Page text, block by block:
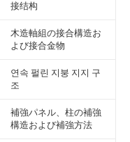
接结构
木造軸組の接合構造お
よび接合金物
연속 펄린 지붕 지지 구
조
補強パネル、柱の補強
構造および補強方法